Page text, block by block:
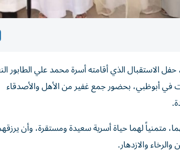
الاستقبال الذي أقامته أسرة محمد علي الطابور
في أبوظبي، بحضور جمع غفير من الأهل والأصدقاء
متمنياً لهما حياة أسرية سعيدة ومستقرة، وأن
والازدهار.